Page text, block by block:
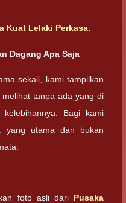
Kuat Lelaki Perkasa.
Dagang Apa Saja
sekali, kami tampilkan
tanpa ada yang di
Bagi kami
yang utama dan bukan
foto asli dari Pusaka